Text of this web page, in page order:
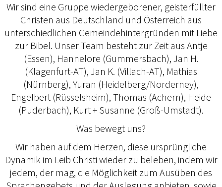
Wir sind eine Gruppe wiedergeborener, geisterfüllter
Christen aus Deutschland und Österreich aus
unterschiedlichen Gemeindehintergründen mit Liebe
zur Bibel. Unser Team besteht zur Zeit aus Antje
(Essen), Hannelore (Gummersbach), Jan H.
(Klagenfurt-AT), Jan K. (Villach-AT), Mathias
(Nürnberg), Yuran (Heidelberg/Norderney),
Engelbert (Rüsselsheim), Thomas (Achern), Heide
(Puderbach), Kurt + Susanne (Groß-Umstadt).
Was bewegt uns?
Wir haben auf dem Herzen, diese ursprüngliche
Dynamik im Leib Christi wieder zu beleben, indem wir
jedem, der mag, die Möglichkeit zum Ausüben des